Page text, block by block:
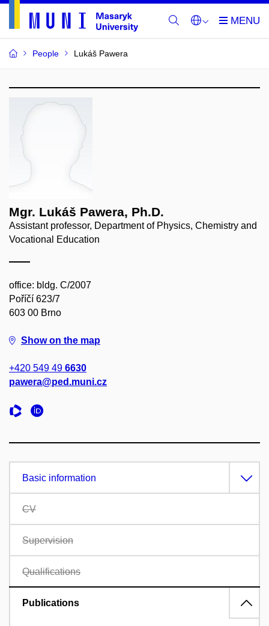
People Lukáš Pawera
Mgr. Lukáš Pawera, Ph.D.
Assistant professor, Department of Physics, Chemistry and
Vocational Education
office: bldg. C/2007
Poříčí 623/7
603 00 Brno
Show on the map
+420 549 49 6630
pawera@ped.muni.cz
Basic information
CV
Supervision
Qualifications
Publications